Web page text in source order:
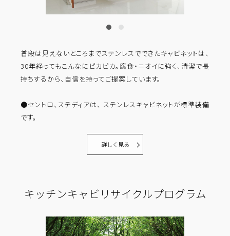
普段は見えないところまでステンレスでできたキャビネットは、
30年経ってもこんなにピカピカ。腐食・ニオイに強く、清潔で長
持ちするから、自信を持ってご提案しています。
●セントロ、ステディアは、 ステンレスキャビネットが標準装備
です。
詳しく見る
キッチンキャビリサイクルプログラム